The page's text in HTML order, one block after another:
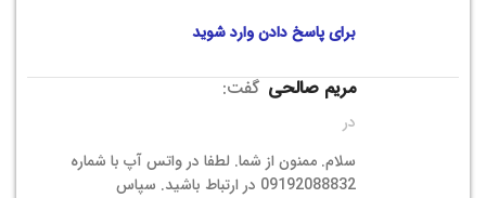
برای پاسخ دادن وارد شوید
مریم صالحی گفت:
در
سلام. ممنون از شما. لطفا در واتس آپ با شماره
09192088832 در ارتباط باشید. سپاس